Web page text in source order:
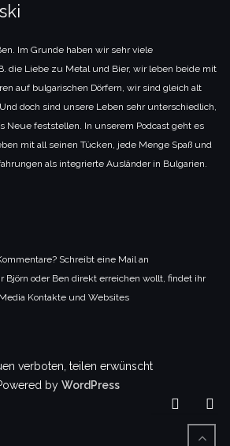
Im Grunde haben wir sehr viele
die Liebe zu Metal und Bier, wir leben beide mit
auf bulgarischen Dörfern, wir sind gleich alt
doch sind unsere Leben sehr unterschiedlich,
Neue feststellen. In unserem Podcast geht es
mit all seinen Tücken, jede Menge Spaß und
als integrierte Ausländer in Bulgarien.
Schreibt eine Mail an
Björn oder Ben direkt erreichen wollt, findet ihr
Kontakte und Websites
verboten, teilen erwünscht
by WordPress